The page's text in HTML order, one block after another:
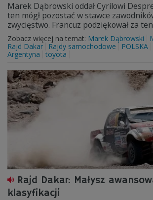
Marek Dąbrowski oddał Cyrilowi
ten mógł pozostać w stawce
zwycięstwo. Francuz podziękował za
Zobacz więcej na temat: Marek Dąbrowski
Rajd Dakar
Rajdy samochodowe POLSKA
Argentyna
toyota
Rajd Dakar: Małysz
klasyfikacji